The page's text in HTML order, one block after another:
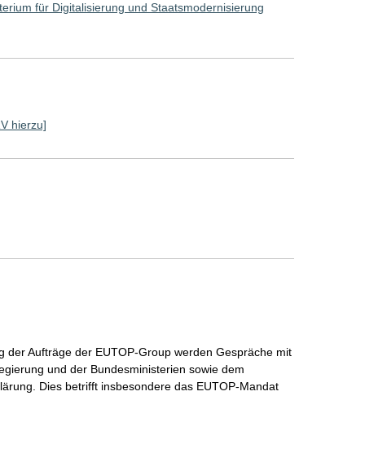
für Digitalisierung und Staatsmodernisierung
hierzu]
der Aufträge der EUTOP-Group werden Gespräche mit
und der Bundesministerien sowie dem
Dies betrifft insbesondere das EUTOP-Mandat